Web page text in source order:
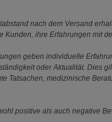
nach dem Versand
Kunden, ihre Erfahrungen mit
geben individuelle
oder Aktualität. Dies
Tatsachen, medizinische
positive als auch negative